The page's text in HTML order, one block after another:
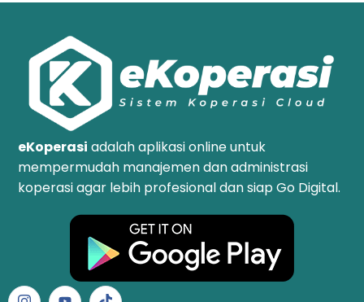
eKoperasi adalah aplikasi online untuk
mempermudah manajemen dan administrasi
koperasi agar lebih profesional dan siap Go Digital.